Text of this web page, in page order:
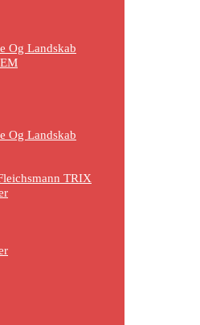
Og Landskab
Og Landskab
TRIX